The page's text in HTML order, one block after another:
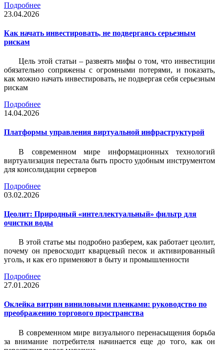
Подробнее
23.04.2026
Как начать инвестировать, не подвергаясь серьезным
рискам
Цель этой статьи – развеять мифы о том, что инвестиции
обязательно сопряжены с огромными потерями, и показать,
как можно начать инвестировать, не подвергая себя серьезным
рискам
Подробнее
14.04.2026
Платформы управления виртуальной инфраструктурой
В современном мире информационных технологий
виртуализация перестала быть просто удобным инструментом
для консолидации серверов
Подробнее
03.02.2026
Цеолит: Природный «интеллектуальный» фильтр для
очистки воды
В этой статье мы подробно разберем, как работает цеолит,
почему он превосходит кварцевый песок и активированный
уголь, и как его применяют в быту и промышленности
Подробнее
27.01.2026
Оклейка витрин виниловыми пленками: руководство по
преображению торгового пространства
В современном мире визуального перенасыщения борьба
за внимание потребителя начинается еще до того, как он